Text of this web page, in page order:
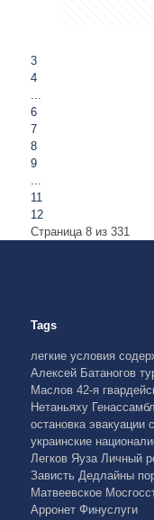
3
4
6
7
8
9
11
12
Страница 8 из 331
Tags
легкие условия
Алексей Батаногов
Маслов 42-я
Нетаньяху
остановка эвакуации
украинские
Легков Яуза Личный
Зависть Дедлайны
Матвеевское
Арронет Финуслуги